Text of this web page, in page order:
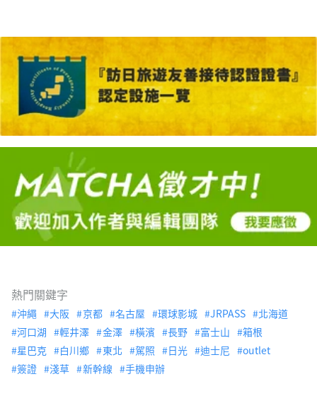
熱門關鍵字
沖繩 大阪 京都 名古屋 環球影城 JRPASS
北海道
河口湖
輕井澤 金澤 橫濱 長野 富士山
箱根
星巴克
白川鄉 東北 駕照 日光 迪士尼
outlet
簽證
淺草 新幹線 手機申辦